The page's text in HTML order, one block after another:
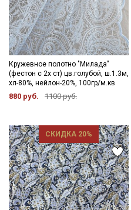
Кружевное полотно "Милада"
(фестон с 2х ст) цв.голубой, ш.1.3м,
хл-80%, нейлон-20%, 100гр/м.кв
880 руб. 1100 руб.
СКИДКА 20%
Секретная рассылка
Мы публикуем
промокоды и
Электронная почта
Ознакомлен(а) с
данныхи даюСогласие
данных